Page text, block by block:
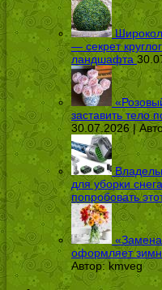
— секрет
ландшафта
заставить тело
30.07.2026 |
для уборки
попробовать
оформляет
Автор:kmveg